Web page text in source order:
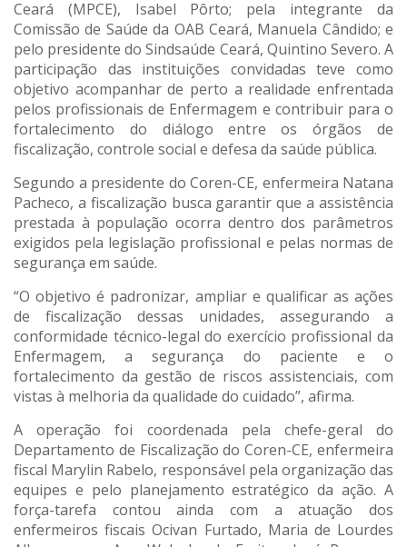
Ceará (MPCE), Isabel Pôrto; pela integrante da
Comissão de Saúde da OAB Ceará, Manuela Cândido; e
pelo presidente do Sindsaúde Ceará, Quintino Severo. A
participação das instituições convidadas teve como
objetivo acompanhar de perto a realidade enfrentada
pelos profissionais de Enfermagem e contribuir para o
fortalecimento do diálogo entre os órgãos de
fiscalização, controle social e defesa da saúde pública.
Segundo a presidente do Coren-CE, enfermeira Natana
Pacheco, a fiscalização busca garantir que a assistência
prestada à população ocorra dentro dos parâmetros
exigidos pela legislação profissional e pelas normas de
segurança em saúde.
“O objetivo é padronizar, ampliar e qualificar as ações
de fiscalização dessas unidades, assegurando a
conformidade técnico-legal do exercício profissional da
Enfermagem, a segurança do paciente e o
fortalecimento da gestão de riscos assistenciais, com
vistas à melhoria da qualidade do cuidado”, afirma.
A operação foi coordenada pela chefe-geral do
Departamento de Fiscalização do Coren-CE, enfermeira
fiscal Marylin Rabelo, responsável pela organização das
equipes e pelo planejamento estratégico da ação. A
força-tarefa contou ainda com a atuação dos
enfermeiros fiscais Ocivan Furtado, Maria de Lourdes